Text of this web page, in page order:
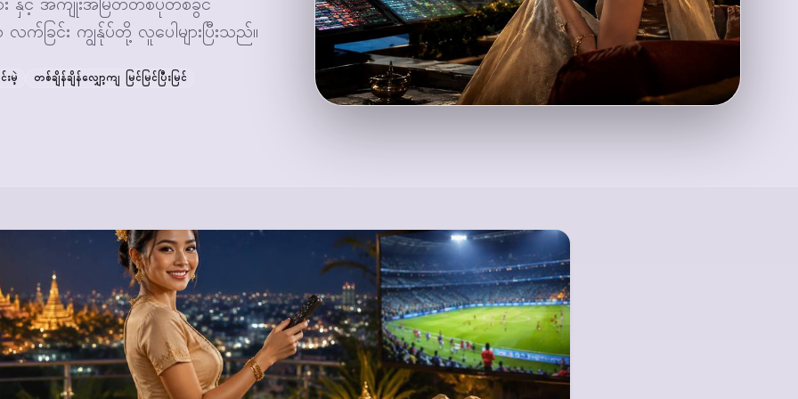
ား နှင့် အကျိုးအမြတ်တစ်ပုံတစ်ခွင်
င်း ကျွန်ုပ်တို့ လူပေါများပြီးသည်။
းမဲ့ တစ်ချိန်ချိန်လျှော့ကျ မြင်မြင်ပြီးမြင်